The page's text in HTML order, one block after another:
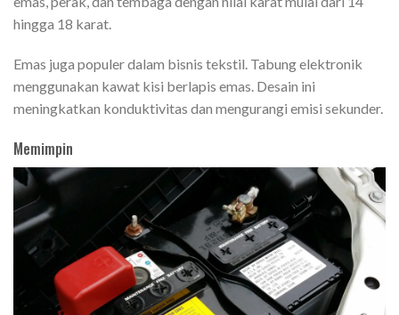
hingga 18 karat.
Emas juga populer dalam bisnis tekstil. Tabung elektronik
menggunakan kawat kisi berlapis emas. Desain ini
meningkatkan konduktivitas dan mengurangi emisi sekunder.
Memimpin